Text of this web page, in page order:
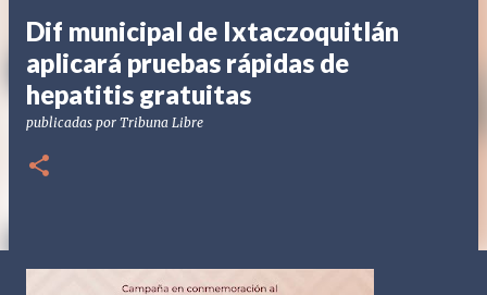
Dif municipal de Ixtaczoquitlán
aplicará pruebas rápidas de
hepatitis gratuitas
publicadas por Tribuna Libre